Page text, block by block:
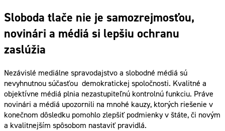
Sloboda tlače nie je samozrejmosťou,
novinári a médiá si lepšiu ochranu
zaslúžia
Nezávislé mediálne spravodajstvo a slobodné médiá sú
nevyhnutnou súčasťou demokratickej spoločnosti. Kvalitné a
objektívne médiá plnia nezastupiteľnú kontrolnú funkciu. Práve
novinári a médiá upozornili na mnohé kauzy, ktorých riešenie v
konečnom dôsledku pomohlo zlepšiť podmienky v štáte, či novým
a kvalitnejším spôsobom nastaviť pravidlá.